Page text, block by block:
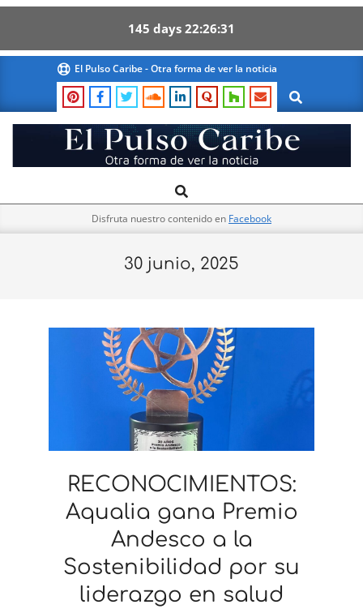
145 days 22 26 31
content
El Pulso Caribe - Otra forma de ver la noticia
Search
El
Pulso
Navigation
Search
Disfruta nuestro contenido en Facebook
30 junio, 2025
RECONOCIMIENTOS:
Aqualia gana Premio
Andesco a la
Sostenibilidad por su
liderazgo en salud